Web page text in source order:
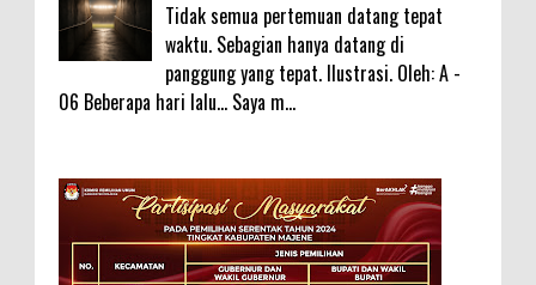
Tidak semua pertemuan datang tepat
waktu. Sebagian hanya datang di
panggung yang tepat. Ilustrasi. Oleh: A -
06 Beberapa hari lalu... Saya m...